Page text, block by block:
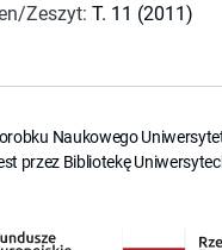
Zeszyt: T. 11 (2011)
Naukowego
przez Bibliotekę